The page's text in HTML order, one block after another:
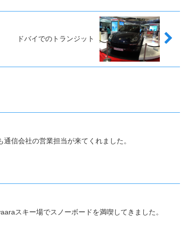
ドバイでのトランジット
信会社の営業担当が来てくれました。
スキー場でスノーボードを満喫してきました。